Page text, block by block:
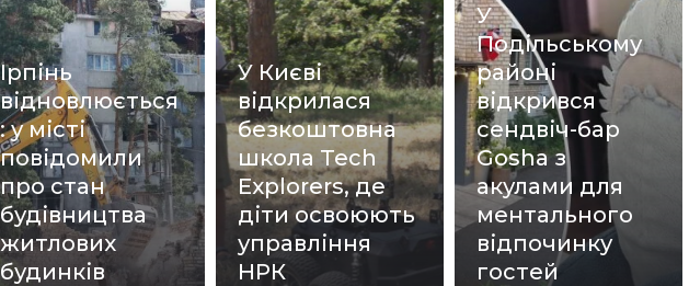
Ірпінь
відновлюється
: у місті
повідомили
про стан
будівництва
житлових
будинків
У Києві
відкрилася
безкоштовна
школа Tech
Explorers, де
діти освоюють
управління
НРК
У
Подільському
районі
відкрився
сендвіч-бар
Gosha з
акулами для
ментального
відпочинку
гостей